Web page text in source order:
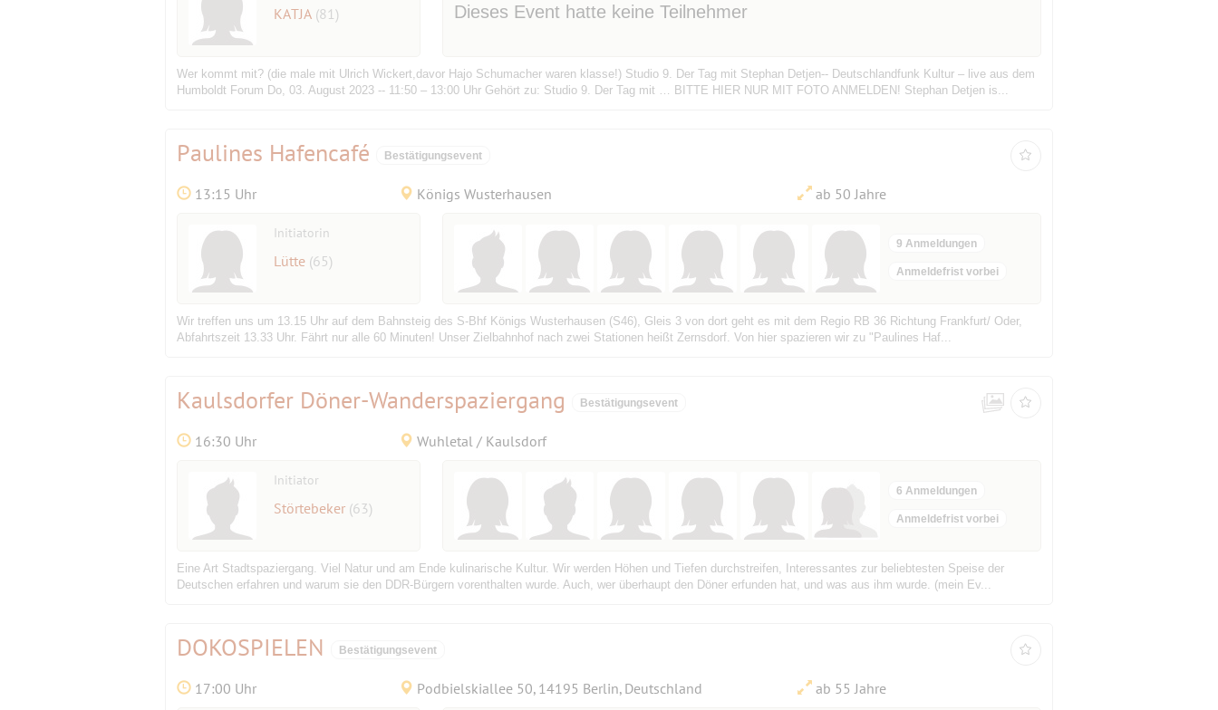
KATJA (81) Dieses Event hatte keine Teilnehmer
Wer kommt mit? (die male mit Ulrich Wickert,davor Hajo Schumacher waren klasse!) Studio 9. Der Tag mit Stephan Detjen-- Deutschlandfunk Kultur – live aus dem
Humboldt Forum Do, 03. August 2023 -- 11:50 – 13:00 Uhr Gehört zu: Studio 9. Der Tag mit … BITTE HIER NUR MIT FOTO ANMELDEN! Stephan Detjen is...
Paulines Hafencafé Bestätigungsevent
13:15 Uhr Königs Wusterhausen ab 50 Jahre
Initiatorin
Lütte (65)
9 Anmeldungen
Anmeldefrist vorbei
Wir treffen uns um 13.15 Uhr auf dem Bahnsteig des S-Bhf Königs Wusterhausen (S46), Gleis 3 von dort geht es mit dem Regio RB 36 Richtung Frankfurt/ Oder,
Abfahrtszeit 13.33 Uhr. Fährt nur alle 60 Minuten! Unser Zielbahnhof nach zwei Stationen heißt Zernsdorf. Von hier spazieren wir zu "Paulines Haf...
Kaulsdorfer Döner-Wanderspaziergang Bestätigungsevent
16:30 Uhr Wuhletal / Kaulsdorf
Initiator
Störtebeker (63)
6 Anmeldungen
Anmeldefrist vorbei
Eine Art Stadtspaziergang. Viel Natur und am Ende kulinarische Kultur. Wir werden Höhen und Tiefen durchstreifen, Interessantes zur beliebtesten Speise der
Deutschen erfahren und warum sie den DDR-Bürgern vorenthalten wurde. Auch, wer überhaupt den Döner erfunden hat, und was aus ihm wurde. (mein Ev...
DOKOSPIELEN Bestätigungsevent
17:00 Uhr Podbielskiallee 50, 14195 Berlin, Deutschland ab 55 Jahre